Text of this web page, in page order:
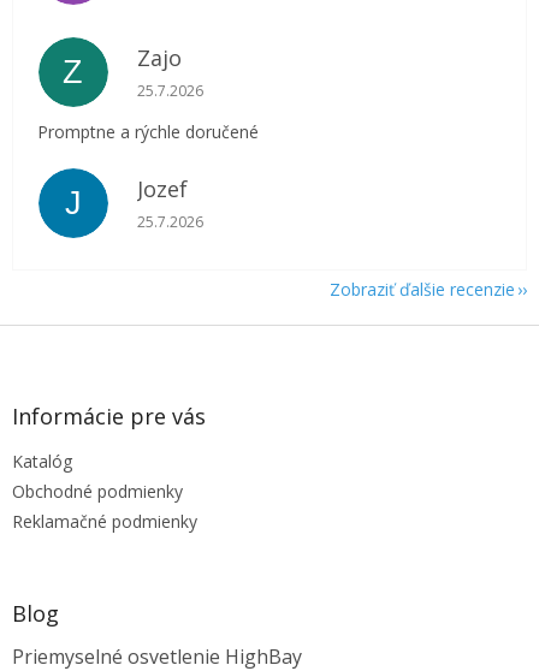
Z Zajo
Hodnotenie obchodu je 5 z 5 hviezdičiek.
25.7.2026
Promptne a rýchle doručené
J Jozef
Hodnotenie obchodu je 5 z 5 hviezdičiek.
25.7.2026
Zobraziť ďalšie recenzie
Z
Informácie pre vás
Katalóg
Obchodné podmienky
Reklamačné podmienky
Blog
Priemyselné osvetlenie HighBay